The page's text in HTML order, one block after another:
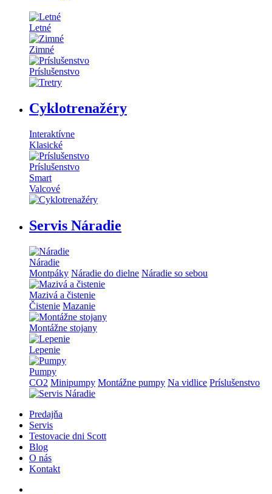
Letné
Zimné
Príslušenstvo
Cyklotrenažéry
Interaktívne
Klasické
Príslušenstvo
Smart
Valcové
Servis Náradie
Náradie
Montpáky Náradie do dielne Náradie so sebou
Mazivá a čistenie
Čistenie Mazanie
Montážne stojany
Lepenie
Pumpy
CO2 Minipumpy Montážne pumpy Na vidlice Príslušenstvo
Predajňa
Servis
Testovacie dni Scott
Blog
O nás
Kontakt